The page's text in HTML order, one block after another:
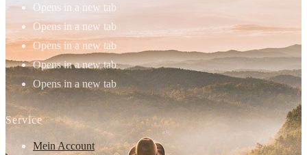
Opens in a new tab
Opens in a new tab
Opens in a new tab
Opens in a new tab
Opens in a new tab
Service
Mein Account